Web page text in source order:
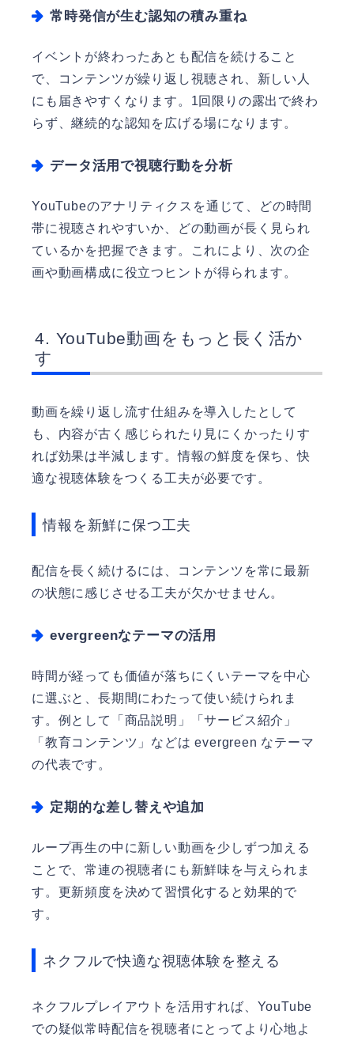
常時発信が生む認知の積み重ね
イベントが終わったあとも配信を続けること
で、コンテンツが繰り返し視聴され、新しい人
にも届きやすくなります。1回限りの露出で終わ
らず、継続的な認知を広げる場になります。
データ活用で視聴行動を分析
YouTubeのアナリティクスを通じて、どの時間
帯に視聴されやすいか、どの動画が長く見られ
ているかを把握できます。これにより、次の企
画や動画構成に役立つヒントが得られます。
YouTube動画をもっと長く活か
す
動画を繰り返し流す仕組みを導入したとして
も、内容が古く感じられたり見にくかったりす
れば効果は半減します。情報の鮮度を保ち、快
適な視聴体験をつくる工夫が必要です。
情報を新鮮に保つ工夫
配信を長く続けるには、コンテンツを常に最新
の状態に感じさせる工夫が欠かせません。
evergreenなテーマの活用
時間が経っても価値が落ちにくいテーマを中心
に選ぶと、長期間にわたって使い続けられま
す。例として「商品説明」「サービス紹介」
「教育コンテンツ」などは evergreen なテーマ
の代表です。
定期的な差し替えや追加
ループ再生の中に新しい動画を少しずつ加える
ことで、常連の視聴者にも新鮮味を与えられま
す。更新頻度を決めて習慣化すると効果的で
す。
ネクフルで快適な視聴体験を整える
ネクフルプレイアウトを活用すれば、YouTube
での疑似常時配信を視聴者にとってより心地よ